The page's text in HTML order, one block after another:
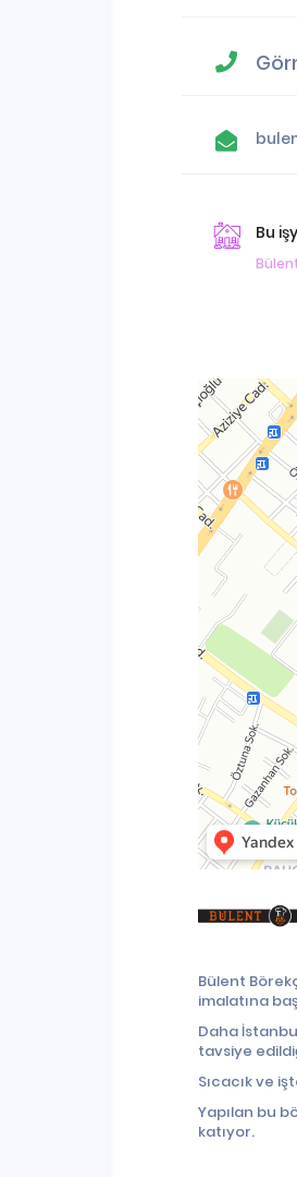
Bu
Bülent
imalatına
Daha
tavsiye
Sıcacık ve
Yapılan bu
katıyor.